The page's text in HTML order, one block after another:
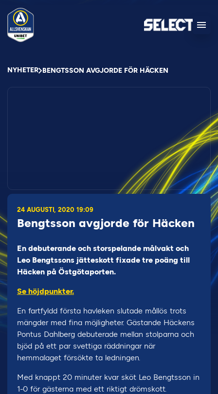
NYHETER BENGTSSON AVGJORDE FÖR HÄCKEN
24 AUGUSTI, 2020 19:09
Bengtsson avgjorde för Häcken
En debuterande och storspelande målvakt och
Leo Bengtssons jätteskott fixade tre poäng till
Häcken på Östgötaporten.
Se höjdpunkter.
En fartfyldd första havleken slutade mållös trots
mängder med fina möjligheter. Gästande Häckens
Pontus Dahlberg debuterade mellan stolparna och
bjöd på ett par svettiga räddningar när
hemmalaget försökte ta ledningen.
Med knappt 20 minuter kvar sköt Leo Bengtsson in
1-0 för gästerna med ett riktigt drömskott.